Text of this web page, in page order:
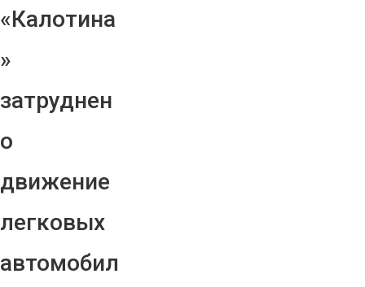
«Калотина
»
затруднен
о
движение
легковых
автомобил